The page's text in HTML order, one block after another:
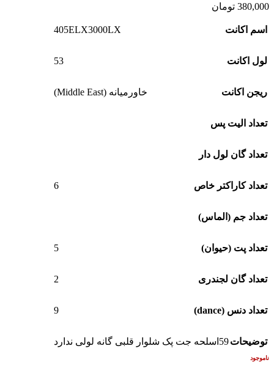
380,000 تومان
اسم اکانت 405ELX3000LX
لول اکانت 53
ریجن اکانت خاورمیانه (Middle East)
تعداد الیت پس
تعداد گان لول دار
تعداد کاراکتر خاص 6
تعداد جم (الماس)
تعداد پت (حیوان) 5
تعداد گان لجندری 2
تعداد دنس (dance) 9
توضیحات59اسلحه جت پک شلوار قلبی گانه لولی ندارد
ناموجود